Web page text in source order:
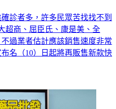
診者多，許多民眾苦找找不到
超商、屈臣氏、康是美、全
過業者估計應該銷售速度非常
名（10）日起將再販售新款快